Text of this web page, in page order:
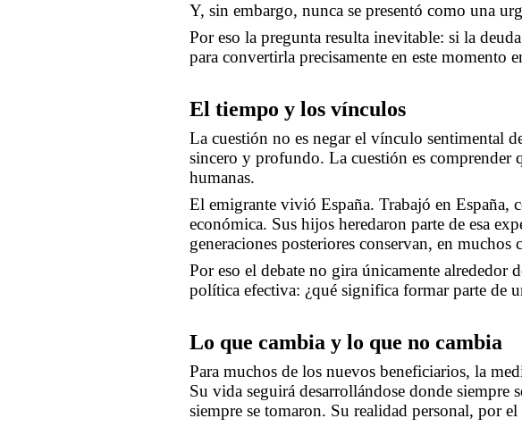
Y, sin embargo, nunca se presentó como una
Por eso la pregunta resulta inevitable: si la
para convertirla precisamente en este
El tiempo y los vínculos
La cuestión no es negar el vínculo sentimental
sincero y profundo. La cuestión es comprender
humanas.
El emigrante vivió España. Trabajó en España,
económica. Sus hijos heredaron parte de esa
generaciones posteriores conservan, en muchos
Por eso el debate no gira únicamente alrededor
política efectiva: ¿qué significa formar parte de
Lo que cambia y lo que no cambia
Para muchos de los nuevos beneficiarios, la
Su vida seguirá desarrollándose donde siempre
siempre se tomaron. Su realidad personal, por